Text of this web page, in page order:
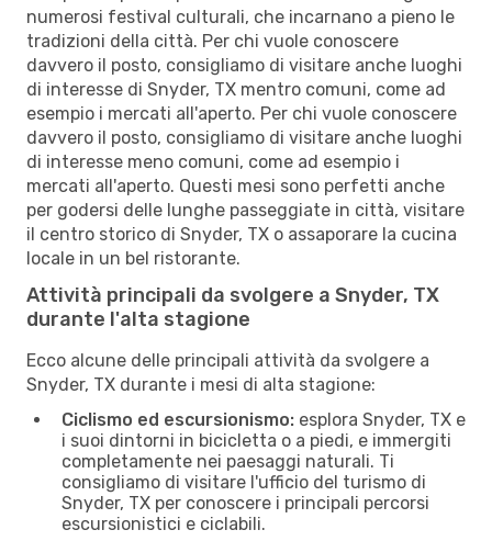
numerosi festival culturali, che incarnano a pieno le
tradizioni della città. Per chi vuole conoscere
davvero il posto, consigliamo di visitare anche luoghi
di interesse di Snyder, TX mentro comuni, come ad
esempio i mercati all'aperto. Per chi vuole conoscere
davvero il posto, consigliamo di visitare anche luoghi
di interesse meno comuni, come ad esempio i
mercati all'aperto. Questi mesi sono perfetti anche
per godersi delle lunghe passeggiate in città, visitare
il centro storico di Snyder, TX o assaporare la cucina
locale in un bel ristorante.
Attività principali da svolgere a Snyder, TX
durante l'alta stagione
Ecco alcune delle principali attività da svolgere a
Snyder, TX durante i mesi di alta stagione:
Ciclismo ed escursionismo: esplora Snyder, TX e
i suoi dintorni in bicicletta o a piedi, e immergiti
completamente nei paesaggi naturali. Ti
consigliamo di visitare l'ufficio del turismo di
Snyder, TX per conoscere i principali percorsi
escursionistici e ciclabili.